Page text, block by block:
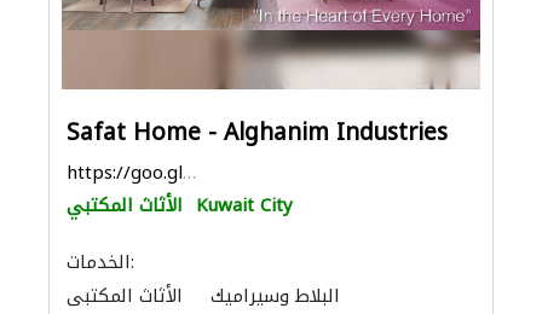
Safat Home - Alghanim Industries
https://goo.gl/maps/Kk68tYF3gqqFa9tx8
الأثاث المكتبي Kuwait City
الخدمات:
الأثاث المكتبي
البلاط وسيراميك